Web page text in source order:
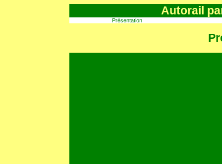
Autorail
Présentation